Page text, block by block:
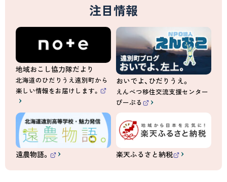
注目情報
地域おこし協力隊だより
北海道のひだりうえ遠別町から
楽しい情報をお届けします。
部
サ
イ
）
おいでよ、ひだりうえ。
えんべつ移住交流支援センター
ぴーぷる
部
サ
イ
）
遠農物語。
外
楽天ふるさと納税
外